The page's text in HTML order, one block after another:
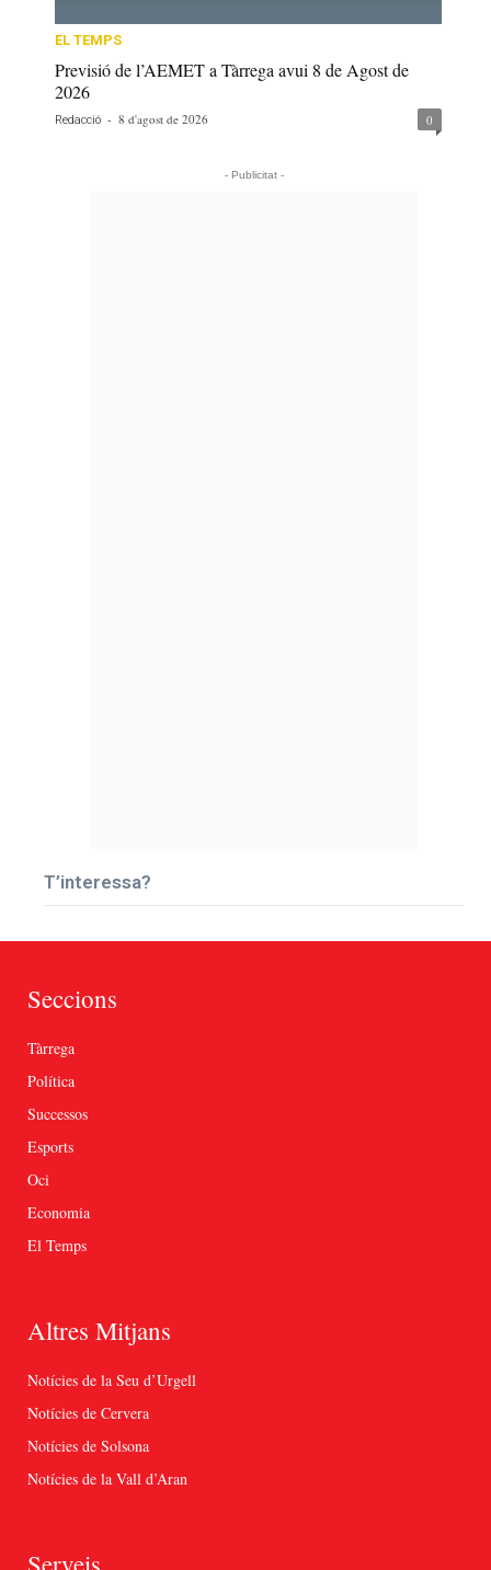
EL TEMPS
Previsió de l’AEMET a Tàrrega avui 8 de Agost de
2026
Redacció - 8 d'agost de 2026 0
- Publicitat -
T’interessa?
Seccions
Tàrrega
Política
Successos
Esports
Oci
Economia
El Temps
Altres Mitjans
Notícies de la Seu d’Urgell
Notícies de Cervera
Notícies de Solsona
Notícies de la Vall d’Aran
Serveis